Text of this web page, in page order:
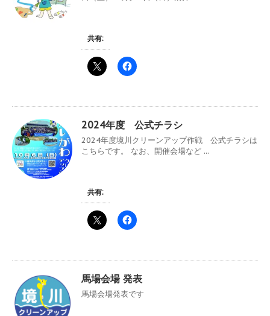
共有:
2024年度 公式チラシ
2024年度境川クリーンアップ作戦 公式チラシは
こちらです。 なお、開催会場など ...
共有:
馬場会場 発表
馬場会場発表です